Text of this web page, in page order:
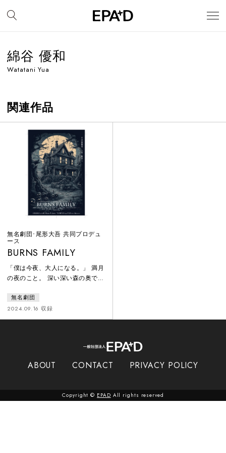
綿谷 優和
Watatani Yua
関連作品
無名劇団･尾形大吾 共同プロデュ
ース
BURNS FAMILY
「僕は今夜、大人になる。」 満月
の夜のこと。 深い深い森の奥で
た。 ようこそ、僕の誕生日パーテ
ィへ。 もうすぐ、君は僕のもの。
暑さもぶっ飛ぶ、ホラーコメデ
舞台に、「大人とは」「家族と
ないワンシチュエーション会話
無名劇団
2024.09.16 収録
ABOUT CONTACT PRIVACY POLICY
Copyright © EPAD All rights reserved